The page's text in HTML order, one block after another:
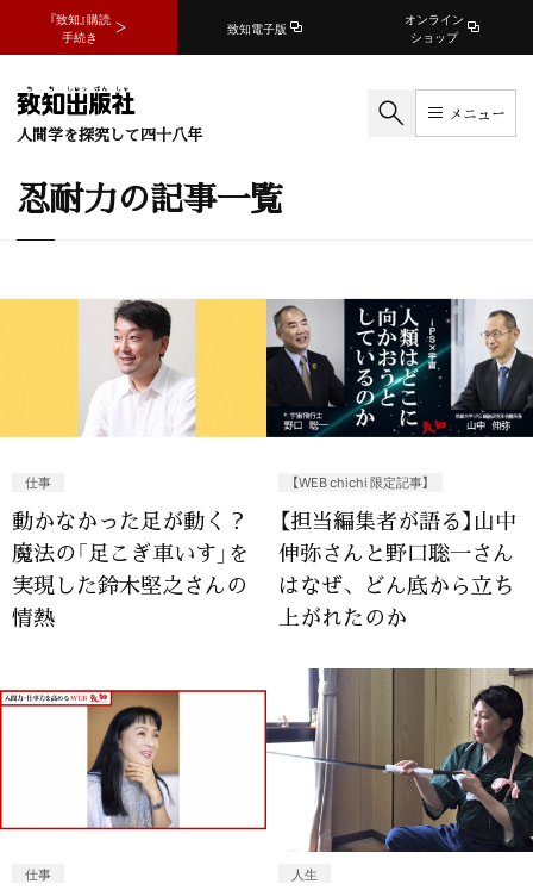
『致知』購読
手続き
致知電子版
オンライン
ショップ
人間学を探究して四十八年
メニュー
忍耐力の記事一覧
仕事
動かなかった足が動く？
魔法の「足こぎ車いす」を
実現した鈴木堅之さんの
情熱
【WEB chichi 限定記事】
【担当編集者が語る】山中
伸弥さんと野口聡一さん
はなぜ、どん底から立ち
上がれたのか
仕事 人生